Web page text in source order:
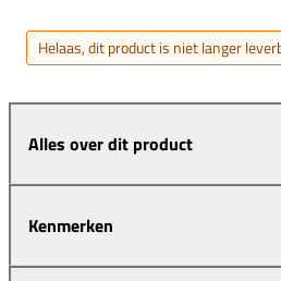
Helaas, dit product is niet langer
Alles over dit product
Kenmerken